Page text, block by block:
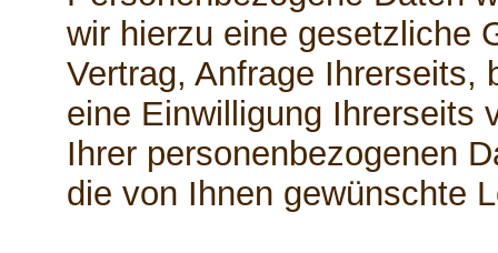
wir hierzu eine gesetzliche
Vertrag, Anfrage Ihrerseits,
eine Einwilligung Ihrerseits
Ihrer personenbezogenen
die von Ihnen gewünschte